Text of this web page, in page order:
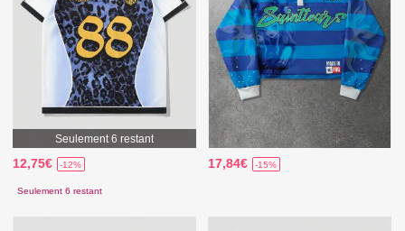
Seulement 6 restant
12,75€ -12%
Seulement 6 restant
17,84€ -15%